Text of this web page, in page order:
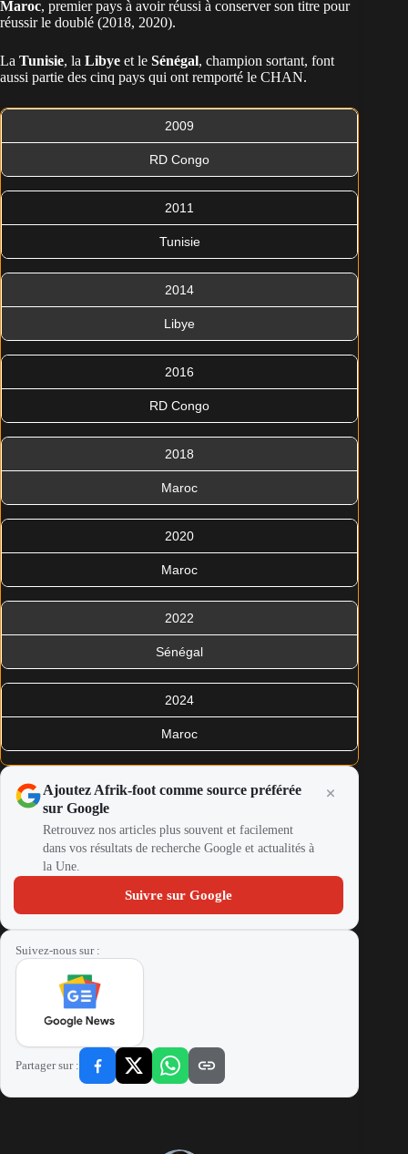
Maroc, premier pays à avoir réussi à conserver son titre pour
réussir le doublé (2018, 2020).
La Tunisie, la Libye et le Sénégal, champion sortant, font
aussi partie des cinq pays qui ont remporté le CHAN.
2009
RD Congo
2011
Tunisie
2014
Libye
2016
RD Congo
2018
Maroc
2020
Maroc
2022
Sénégal
2024
Maroc
Ajoutez Afrik-foot comme source préférée
sur Google
Retrouvez nos articles plus souvent et facilement
dans vos résultats de recherche Google et actualités à
la Une.
Suivre sur Google
Suivez-nous sur :
Partager sur :